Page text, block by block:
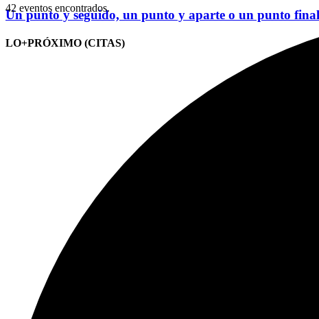
Un punto y seguido, un punto y aparte o un punto
LO+PRÓXIMO (CITAS)
42 eventos encontrados.